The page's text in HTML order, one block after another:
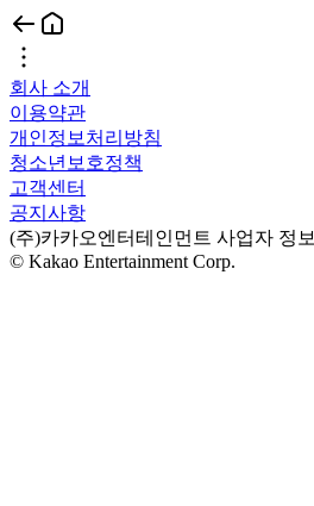
회사 소개
이용약관
개인정보처리방침
청소년보호정책
고객센터
공지사항
(주)카카오엔터테인먼트 사업자 정보
© Kakao Entertainment Corp.